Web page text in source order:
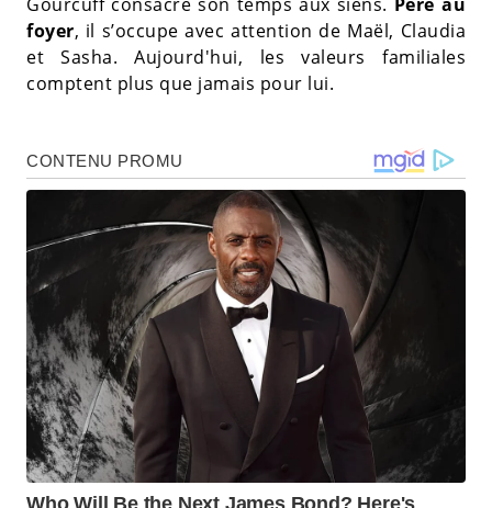
foyer, il s’occupe avec attention de Maël, Claudia
et Sasha. Aujourd'hui, les valeurs familiales
comptent plus que jamais pour lui.